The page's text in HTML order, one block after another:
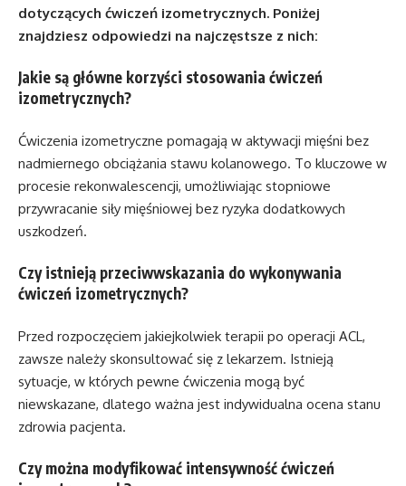
dotyczących ćwiczeń izometrycznych. Poniżej
znajdziesz odpowiedzi na najczęstsze z nich:
Jakie są główne korzyści stosowania ćwiczeń
izometrycznych?
Ćwiczenia izometryczne pomagają w aktywacji mięśni bez
nadmiernego obciążania stawu kolanowego. To kluczowe w
procesie rekonwalescencji, umożliwiając stopniowe
przywracanie siły mięśniowej bez ryzyka dodatkowych
uszkodzeń.
Czy istnieją przeciwwskazania do wykonywania
ćwiczeń izometrycznych?
Przed rozpoczęciem jakiejkolwiek terapii po operacji ACL,
zawsze należy skonsultować się z lekarzem. Istnieją
sytuacje, w których pewne ćwiczenia mogą być
niewskazane, dlatego ważna jest indywidualna ocena stanu
zdrowia pacjenta.
Czy można modyfikować intensywność ćwiczeń